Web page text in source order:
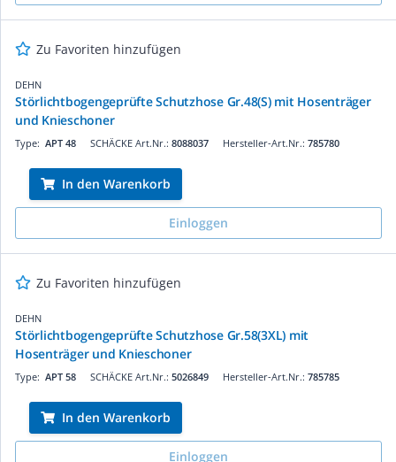
Zu Favoriten hinzufügen
DEHN
Störlichtbogengeprüfte Schutzhose Gr.48(S) mit Hosenträger
und Knieschoner
SCHÄCKE Art.Nr.: 8088037
Type: APT 48 Hersteller-Art.Nr.: 785780
In den Warenkorb
Einloggen
Zu Favoriten hinzufügen
DEHN
Störlichtbogengeprüfte Schutzhose Gr.58(3XL) mit
Hosenträger und Knieschoner
SCHÄCKE Art.Nr.: 5026849
Type: APT 58 Hersteller-Art.Nr.: 785785
In den Warenkorb
Einloggen